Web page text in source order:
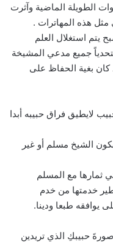
الطويلة الماضية وآثرت
هذه المهاترات .
يتم استغلال العلم
جميع مدعي المشيخة
بغية الحفاظ على
لايطيق فراق حبيبه أبدا
الشيخ مسلم أو غير
ثمارها مع المسلم
خدمتها من خدم
يوافقه طبعا ودينا.
حبيبكِ الذي تريدين